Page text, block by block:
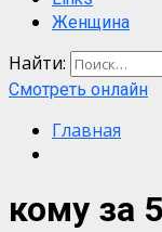
Женщина
Найти:
Смотреть онлайн
Главная
кому за